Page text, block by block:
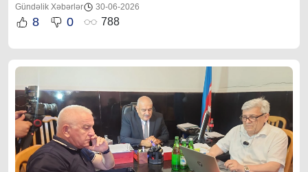
Gündəlik Xəbərlər 30-06-2026
8 0 788